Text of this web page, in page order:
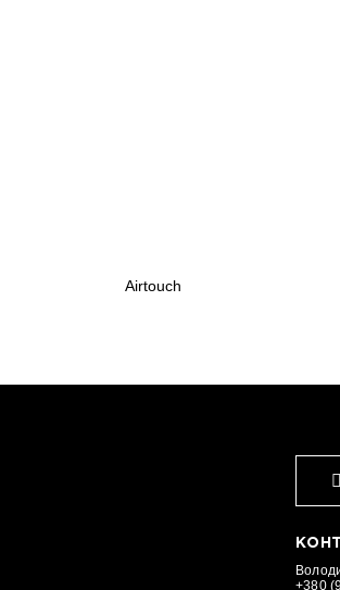
Airtouch
+380